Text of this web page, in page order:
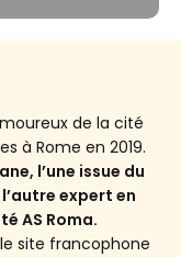
de la cité
à Rome en 2019.
l’une issue du
expert en
AS Roma.
site francophone